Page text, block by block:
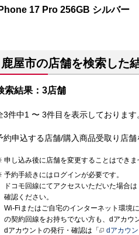
17 Pro 256GB シルバー
鹿屋市の店舗を検索した
索結果：3店舗
3件中1 〜 3件目を表示しておりま
約申込する店舗/購入商品受取り店
申し込み後に店舗を変更することはできま
予約手続きにはログインが必要です。
ドコモ回線にてアクセスいただいた場合
確認ください。
Wi-Fiまたはご自宅のインターネット環境
の契約回線をお持ちでない方も、dアカウ
dアカウントの発行・確認は「
dアカウ